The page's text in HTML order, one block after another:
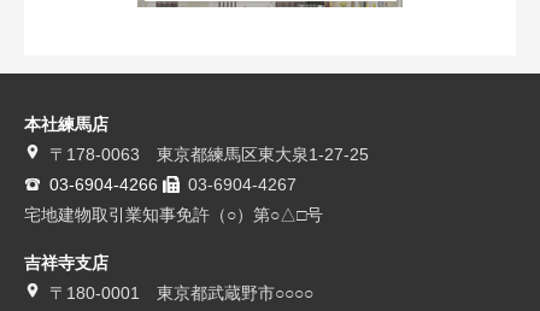
本社練馬店
〒178-0063 東京都練馬区東大泉1-27-25
03-6904-4266
03-6904-4267
宅地建物取引業知事免許（○）第○△□号
吉祥寺支店
〒180-0001 東京都武蔵野市○○○○